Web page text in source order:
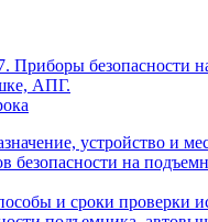
Приборы безопасности
АПГ.
устройство и
безопасности на
и сроки проверки